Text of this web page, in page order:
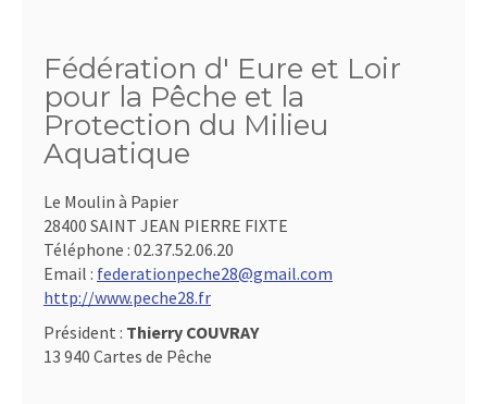
Fédération d' Eure et Loir
pour la Pêche et la
Protection du Milieu
Aquatique
Le Moulin à Papier
28400 SAINT JEAN PIERRE FIXTE
Téléphone : 02.37.52.06.20
Email : federationpeche28@gmail.com
http://www.peche28.fr
Président : Thierry COUVRAY
13 940 Cartes de Pêche